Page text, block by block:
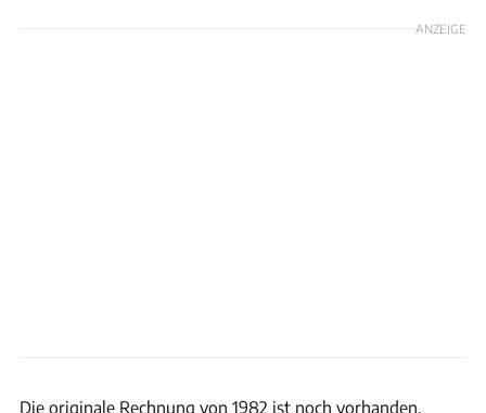
ANZEIGE
Die originale Rechnung von 1982 ist noch vorhanden.